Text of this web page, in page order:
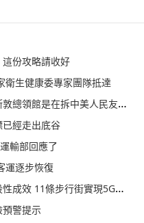
這份攻略請收好
衛生健康委專家團隊抵達
館是在拆中美人民友好的橋梁
經走出底谷
輸部回應了
運逐步恢復
11條步行街實現5G信號覆蓋
警提示